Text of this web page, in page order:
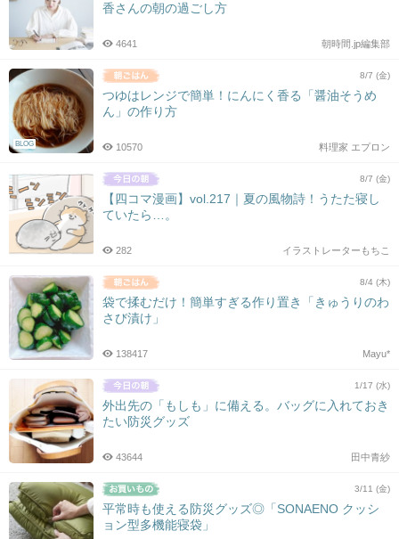
香さんの朝の過ごし方
朝時間.jp編集部
4641
BLOG
8/7 (金)
つゆはレンジで簡単！にんにく香る「醤油そうめ
ん」の作り方
料理家 エプロン
10570
8/7 (金)
【四コマ漫画】vol.217｜夏の風物詩！うたた寝し
ていたら…。
イラストレーターもちこ
282
8/4 (木)
袋で揉むだけ！簡単すぎる作り置き「きゅうりのわ
さび漬け」
Mayu*
138417
1/17 (水)
外出先の「もしも」に備える。バッグに入れておき
たい防災グッズ
田中青紗
43644
3/11 (金)
平常時も使える防災グッズ◎「SONAENO クッシ
ョン型多機能寝袋」